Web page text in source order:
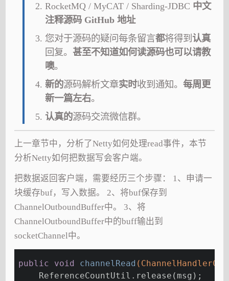
RocketMQ / MyCAT / Sharding-JDBC 中文
注释源码 GitHub 地址
您对于源码的疑问每条留言都将得到 认真
回复。 甚至不知道如何读源码也可以请教
噢。
新的源码解析文章实时收到通知。每周更
新一篇左右。
认真的源码交流微信群。
上一章节中，分析了Netty如何处理read事件，本节
分析Netty如何把数据写会客户端。
把数据返回客户端，需要经历三个步骤： 1、申请一
块缓存buf，写入数据。 2、将buf保存到
ChannelOutboundBuffer中。 3、将
ChannelOutboundBuffer中的buff输出到
socketChannel中。
public void channelRead
    ReferenceCountUtil.release(msg);